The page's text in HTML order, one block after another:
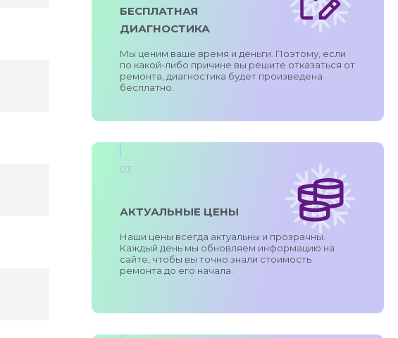
БЕСПЛАТНАЯ
ДИАГНОСТИКА
Мы ценим ваше время и деньги. Поэтому, если
по какой-либо причине вы решите отказаться от
ремонта, диагностика будет произведена
бесплатно.
03
АКТУАЛЬНЫЕ ЦЕНЫ
Наши цены всегда актуальны и прозрачны.
Каждый день мы обновляем информацию на
сайте, чтобы вы точно знали стоимость
ремонта до его начала.